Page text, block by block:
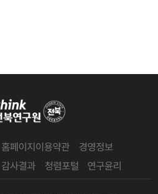
홈페이지이용약관
경영정보
감사결과 청렴포털 연구윤리